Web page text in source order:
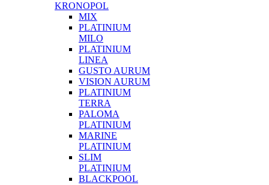
KRONOPOL
MIX
PLATINIUM
MILO
PLATINIUM
LINEA
GUSTO AURUM
VISION AURUM
PLATINIUM
TERRA
PALOMA
PLATINIUM
MARINE
PLATINIUM
SLIM
PLATINIUM
BLACKPOOL